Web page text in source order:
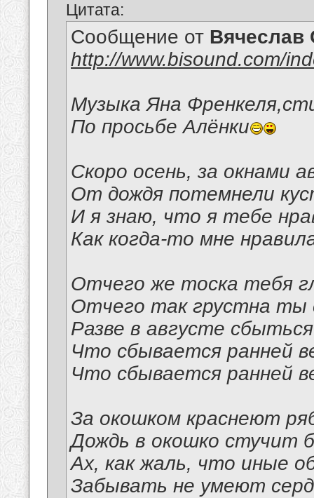
Цитата:
Сообщение от Вячеслав
http://www.bisound.com/
Музыка Яна
По просьбе Алёнки
Скоро осень, за окнами
От дождя потемнели
И я знаю, что я тебе
Как когда-то мне
Отчего же тоска тебя
Отчего так грустна ты
Разве в августе
Что сбывается ранней
Что сбывается ранней
За окошком краснеют
Дождь в окошко стучит
Ах, как жаль, что иные
Забывать не умеют